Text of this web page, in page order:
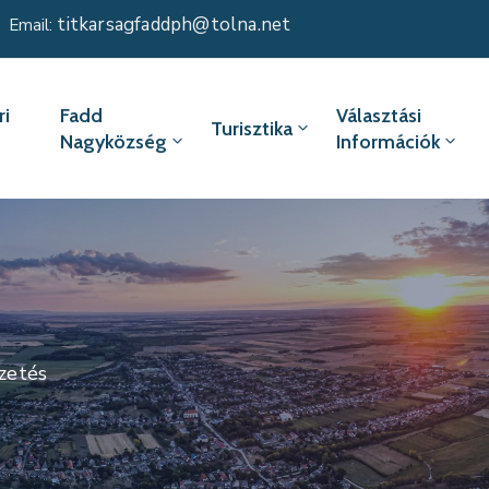
Email: titkarsagfaddph@tolna.net
Fadd
Nagyközség
Turisztika
Választási
Információk